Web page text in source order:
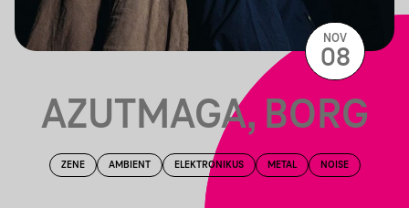
AZUTMAGA, BORG
ZENE AMBIENT ELEKTRONIKUS METAL NOISE
NOV
08